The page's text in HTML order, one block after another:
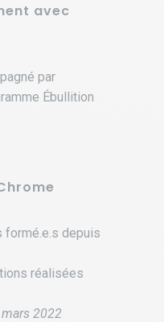
avec
par
Ébullition
formé.e.s depuis
réalisées
2022